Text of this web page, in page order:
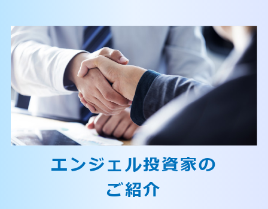
エンジェル投資家の
ご紹介